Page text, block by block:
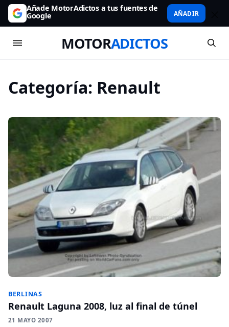
Añade MotorAdictos a tus fuentes de
Google AÑADIR
MOTORADICTOS
Categoría: Renault
BERLINAS
Renault Laguna 2008, luz al final de túnel
21 MAYO 2007